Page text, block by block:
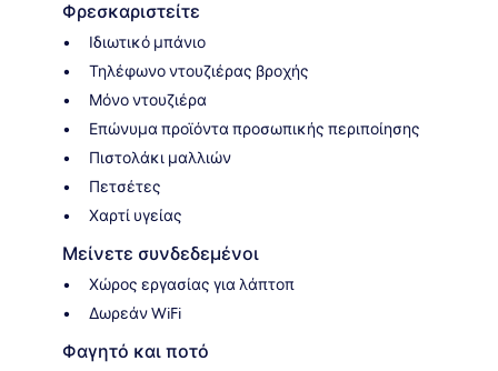
Φρεσκαριστείτε
Ιδιωτικό μπάνιο
Τηλέφωνο ντουζιέρας βροχής
Μόνο ντουζιέρα
Επώνυμα προϊόντα προσωπικής περιποίησης
Πιστολάκι μαλλιών
Πετσέτες
Χαρτί υγείας
Μείνετε συνδεδεμένοι
Χώρος εργασίας για λάπτοπ
Δωρεάν WiFi
Φαγητό και ποτό